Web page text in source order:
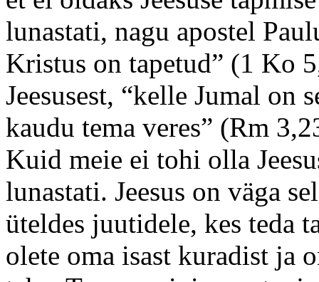
lunastati, nagu apostel
Kristus on tapetud” (1 Ko
Jeesusest, “kelle Jumal on
kaudu tema veres” (Rm
Kuid meie ei tohi olla
lunastati. Jeesus on väga
üteldes juutidele, kes teda
olete oma isast kuradist ja